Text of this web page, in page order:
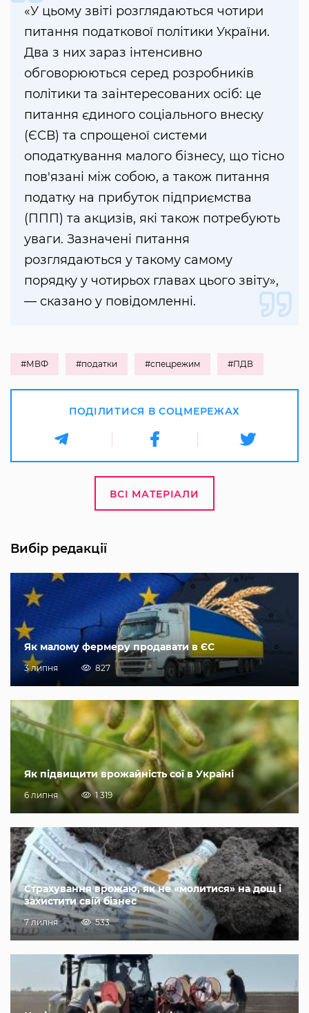
«У цьому звіті розглядаються чотири
питання податкової політики України.
Два з них зараз інтенсивно
обговорюються серед розробників
політики та заінтересованих осіб: це
питання єдиного соціального внеску
(ЄСВ) та спрощеної системи
оподаткування малого бізнесу, що тісно
пов'язані між собою, а також питання
податку на прибуток підприємства
(ППП) та акцизів, які також потребують
уваги. Зазначені питання
розглядаються у такому самому
порядку у чотирьох главах цього звіту»,
— сказано у повідомленні.
#МВФ #податки #спецрежим #ПДВ
ПОДІЛИТИСЯ В СОЦМЕРЕЖАХ
ВСІ МАТЕРІАЛИ
Вибір редакції
Як малому фермеру продавати в ЄС
3 липня 827
Як підвищити врожайність сої в Україні
6 липня 1 319
Страхування врожаю, як не «молитися» на дощ і
захистити свій бізнес
7 липня 533